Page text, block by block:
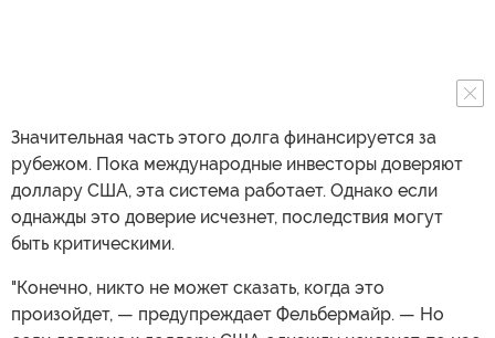
Значительная часть этого долга финансируется за
рубежом. Пока международные инвесторы доверяют
доллару США, эта система работает. Однако если
однажды это доверие исчезнет, последствия могут
быть критическими.
"Конечно, никто не может сказать, когда это
произойдет, — предупреждает Фельбермайр. — Но